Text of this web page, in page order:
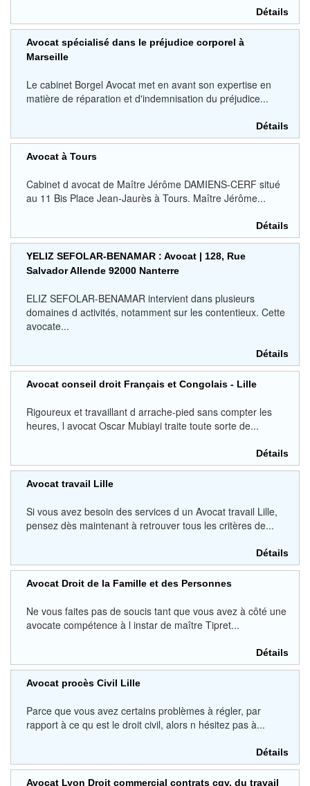
Détails
Avocat spécialisé dans le préjudice corporel à
Marseille
Le cabinet Borgel Avocat met en avant son expertise en
matière de réparation et d'indemnisation du préjudice...
Détails
Avocat à Tours
Cabinet d avocat de Maître Jérôme DAMIENS-CERF situé
au 11 Bis Place Jean-Jaurès à Tours. Maître Jérôme...
Détails
YELIZ SEFOLAR-BENAMAR : Avocat | 128, Rue
Salvador Allende 92000 Nanterre
ELIZ SEFOLAR-BENAMAR intervient dans plusieurs
domaines d activités, notamment sur les contentieux. Cette
avocate...
Détails
Avocat conseil droit Français et Congolais - Lille
Rigoureux et travaillant d arrache-pied sans compter les
heures, l avocat Oscar Mubiayi traite toute sorte de...
Détails
Avocat travail Lille
Si vous avez besoin des services d un Avocat travail Lille,
pensez dès maintenant à retrouver tous les critères de...
Détails
Avocat Droit de la Famille et des Personnes
Ne vous faites pas de soucis tant que vous avez à côté une
avocate compétence à l instar de maître Tipret...
Détails
Avocat procès Civil Lille
Parce que vous avez certains problèmes à régler, par
rapport à ce qu est le droit civil, alors n hésitez pas à...
Détails
Avocat Lyon Droit commercial contrats cgv, du travail